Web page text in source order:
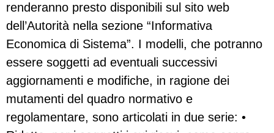
renderanno presto disponibili sul sito web
dell’Autorità nella sezione “Informativa
Economica di Sistema”. I modelli, che potranno
essere soggetti ad eventuali successivi
aggiornamenti e modifiche, in ragione dei
mutamenti del quadro normativo e
regolamentare, sono articolati in due serie: •